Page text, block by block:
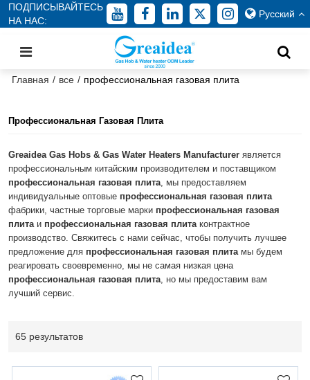
ПОДПИСЫВАЙТЕСЬ
НА НАС:
Русский
Главная / все / профессиональная газовая плита
Профессиональная Газовая Плита
Greaidea Gas Hobs & Gas Water Heaters Manufacturer является
профессиональным китайским производителем и поставщиком
профессиональная газовая плита , мы предоставляем
индивидуальные оптовые профессиональная газовая плита
фабрики, частные торговые марки профессиональная газовая
плита и профессиональная газовая плита контрактное
производство. Свяжитесь с нами сейчас, чтобы получить лучшее
предложение для профессиональная газовая плита мы будем
реагировать своевременно, мы не самая низкая цена
профессиональная газовая плита , но мы предоставим вам
лучший сервис.
65 результатов